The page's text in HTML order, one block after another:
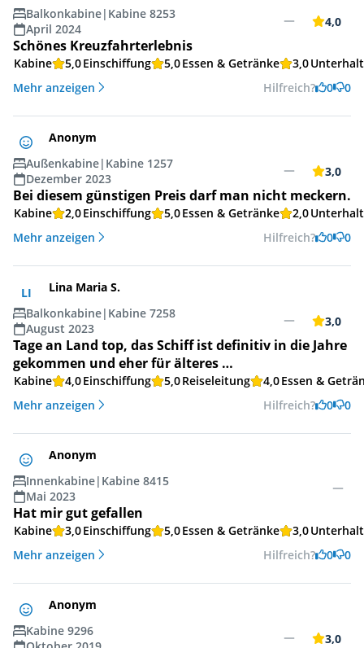
Balkonkabine| Kabine 8253
April 2024
4,0
Schönes Kreuzfahrterlebnis
Kabine 5,0Einschiffung 5,0Essen & Getränke 3,0
Mehr anzeigen
Hilfreich? 0 0
Anonym
Außenkabine| Kabine 1257
Dezember 2023
3,0
Bei diesem günstigen Preis darf man nicht meckern.
Kabine 2,0Einschiffung 5,0Essen & Getränke 2,0
Mehr anzeigen
Hilfreich? 0 0
LI
Lina Maria S.
Balkonkabine| Kabine 7258
August 2023
3,0
Tage an Land top, das Schiff ist definitiv in die Jahre
gekommen und eher für älteres …
Kabine 4,0Einschiffung 5,0Reiseleitung 4,0Essen &
Mehr anzeigen
Hilfreich? 0 0
Anonym
Innenkabine| Kabine 8415
Mai 2023
Hat mir gut gefallen
Kabine 3,0Einschiffung 5,0Essen & Getränke 3,0
Mehr anzeigen
Hilfreich? 0 0
Anonym
Kabine 9296
3,0